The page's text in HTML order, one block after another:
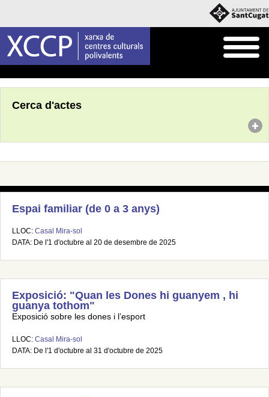
Cerca d'actes
Espai familiar (de 0 a 3 anys)
LLOC: Casal Mira-sol
DATA: De l'1 d'octubre al 20 de desembre de 2025
Exposició: "Quan les Dones hi guanyem , hi
guanya tothom"
Exposició sobre les dones i l’esport
LLOC: Casal Mira-sol
DATA: De l'1 d'octubre al 31 d'octubre de 2025